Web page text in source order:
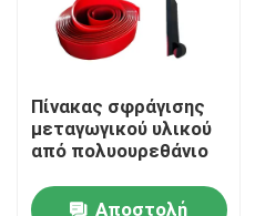
Πίνακας σφράγισης
μεταγωγικού υλικού
από πολυουρεθάνιο
Αποστολή